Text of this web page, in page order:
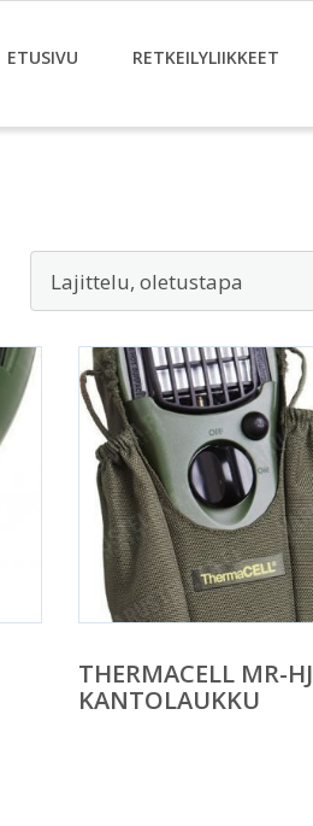
ETUSIVU RETKEILYLIIKKEET
THERMACELL MR-HJ
KANTOLAUKKU